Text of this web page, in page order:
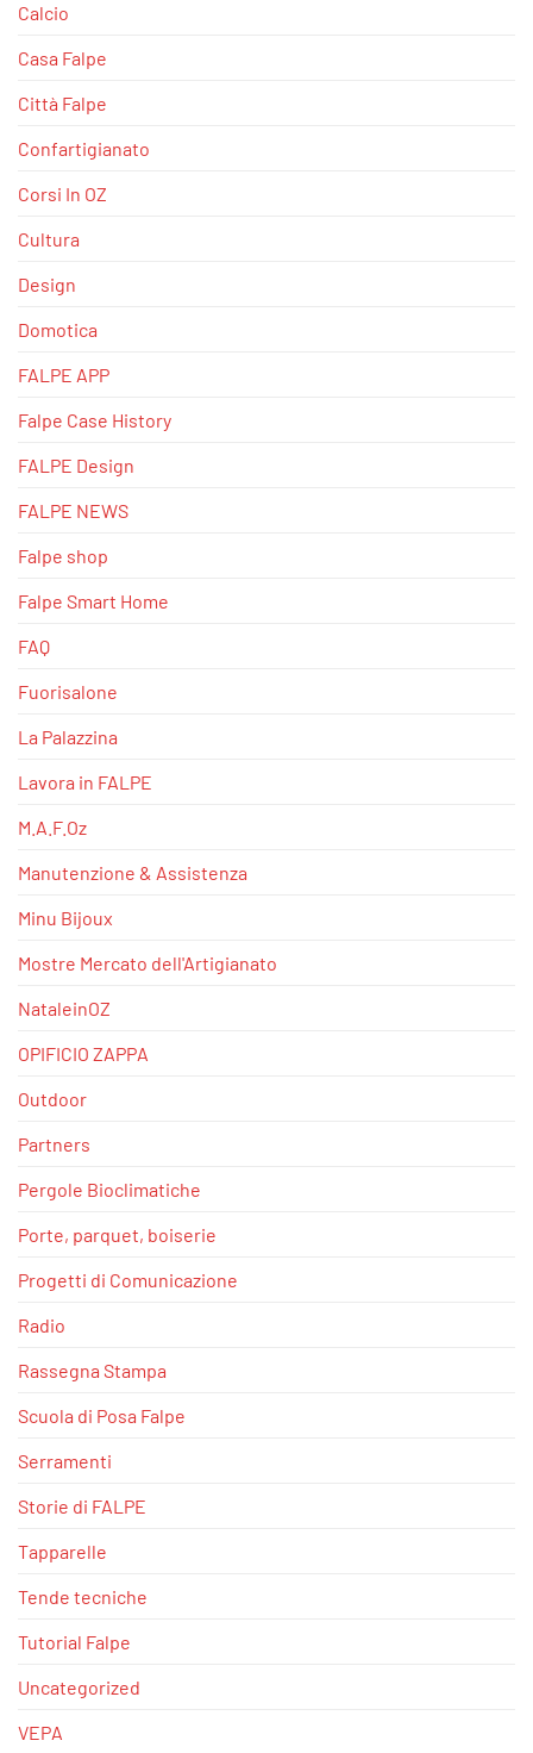
Calcio
Casa Falpe
Città Falpe
Confartigianato
Corsi In OZ
Cultura
Design
Domotica
FALPE APP
Falpe Case History
FALPE Design
FALPE NEWS
Falpe shop
Falpe Smart Home
FAQ
Fuorisalone
La Palazzina
Lavora in FALPE
M.A.F.Oz
Manutenzione & Assistenza
Minu Bijoux
Mostre Mercato dell'Artigianato
NataleinOZ
OPIFICIO ZAPPA
Outdoor
Partners
Pergole Bioclimatiche
Porte, parquet, boiserie
Progetti di Comunicazione
Radio
Rassegna Stampa
Scuola di Posa Falpe
Serramenti
Storie di FALPE
Tapparelle
Tende tecniche
Tutorial Falpe
Uncategorized
VEPA